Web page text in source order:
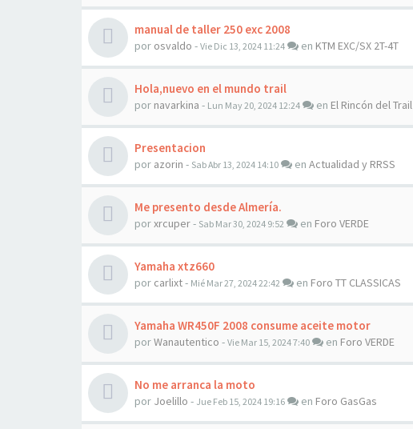
manual de taller 250 exc 2008
por osvaldo - Vie Dic 13, 2024 11:24 en KTM EXC/SX 2T-4T
Hola,nuevo en el mundo trail
por navarkina - Lun May 20, 2024 12:24 en El Rincón del Trail
Presentacion
por azorin - Sab Abr 13, 2024 14:10 en Actualidad y RRSS
Me presento desde Almería.
porxrcuper- Sab Mar 30, 2024 9:52 en Foro VERDE
Yamaha xtz660
por carlixt- Mié Mar 27, 2024 22:42 en Foro TT CLASSICAS
Yamaha WR450F 2008 consume aceite motor
porWanautentico - Vie Mar 15, 2024 7:40 en Foro VERDE
No me arranca la moto
por Joelillo - Jue Feb 15, 2024 19:16 en Foro GasGas